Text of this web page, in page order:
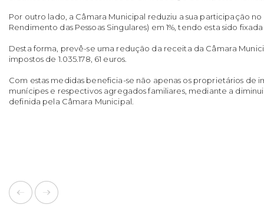
Por outro lado, a Câmara Municipal reduziu a sua participação no
Rendimento das Pessoas Singulares) em 1%, tendo esta sido
Desta forma, prevê-se uma redução da receita da Câmara
impostos de 1.035.178, 61 euros.
Com estas medidas beneficia-se não apenas os proprietários de
munícipes e respectivos agregados familiares, mediante a
definida pela Câmara Municipal.